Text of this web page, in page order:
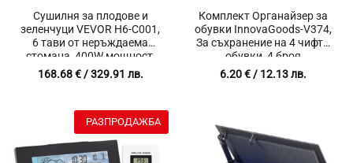
Сушилня за плодове и
зеленчуци VEVOR H6-C001,
6 тави от неръждаема
стомана, 400W мощност,
Температурен диапазон
30°C до 90°C
168.68€/ 329.91 лв.
Комплект Органайзер за
обувки InnovaGoods-V374,
За съхранение на 4 чифта
обувки, 4 броя
6.20€/ 12.13 лв.
РАЗПРОДАЖБА